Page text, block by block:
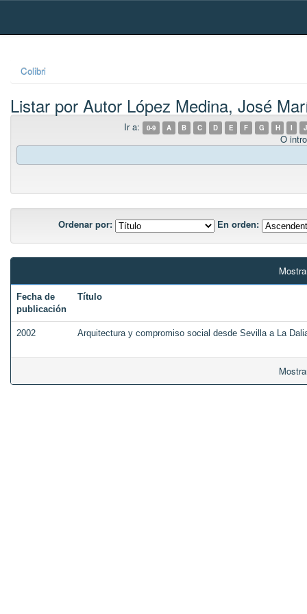
Skip
Colibri
Listar por Autor López Medina, José
Ir a: 0-9 A B C D E F G H I J
O
Ordenar por: En orden:
Fecha de
publicación
Título
2002 Arquitectura y compromiso social desde Sevilla a La